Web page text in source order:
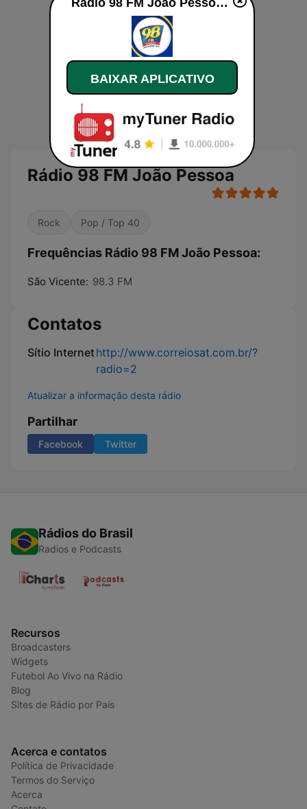
Rádio 98 FM João Pessoa
Rock Pop / Top 40
Frequências Rádio 98 FM João Pessoa:
São Vicente: 98.3 FM
Contatos
Sítio Internethttp://www.correiosat.com.br/?
radio=2
Atualizar a informação desta rádio
Partilhar
Facebook Twitter
Rádios do Brasil
Radios e Podcasts
Recursos
Broadcasters
Widgets
Futebol Ao Vivo na Rádio
Blog
Sites de Rádio por País
Acerca e contatos
Política de Privacidade
Termos do Serviço
Acerca
BAIXAR APLICATIVO